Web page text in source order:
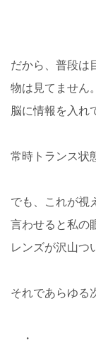
だから、普段は
物は見てません。
脳に情報を入れ
常時トランス状
でも、これが視
言わせると私の
レンズが沢山つ
それであらゆる
・